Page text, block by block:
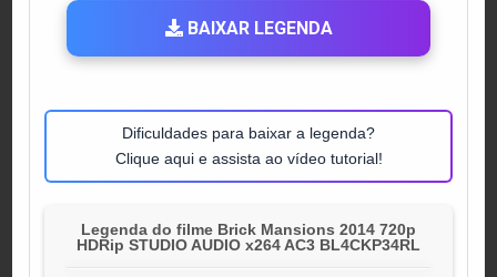
BAIXAR LEGENDA
Dificuldades para baixar a legenda?
Clique aqui e assista ao vídeo tutorial!
Legenda do filme Brick Mansions 2014 720p
HDRip STUDIO AUDIO x264 AC3 BL4CKP34RL